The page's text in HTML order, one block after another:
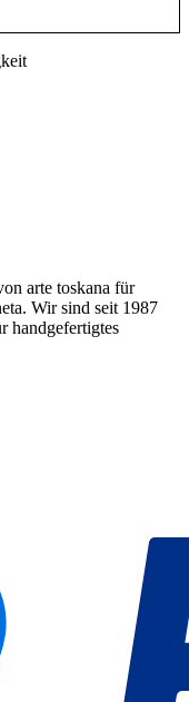
arte toskana für
Wir sind seit 1987
handgefertigtes